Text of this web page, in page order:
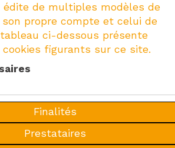
édite de multiples modèles de
propre compte et celui de
ci-dessous présente
cookies figurants sur ce site.
Finalités
Prestataires